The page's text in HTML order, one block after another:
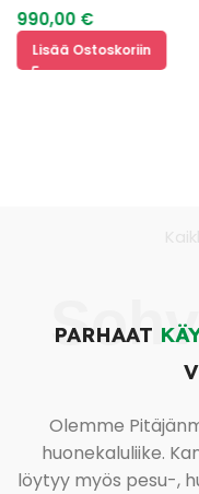
990,00 €
Lisää Ostoskoriin
PARHAAT
Olemme
huonekaluliike.
löytyy myös pesu-,